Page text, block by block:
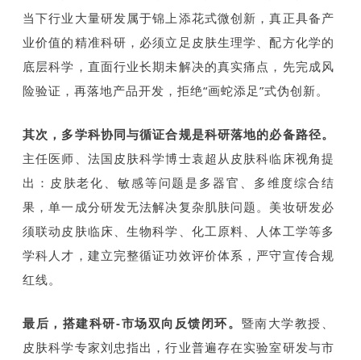
当下行业大量研发属于锦上添花式微创新，真正具备产
业价值的精准科研，必须立足皮肤生理学、配方化学的
底层科学，直面行业长期未解决的真实痛点，先完成风
险验证，再落地产品开发，拒绝“画蛇添足”式伪创新。
其次，多学科协同与循证合规是科研落地的必备路径。
主任医师、法国皮肤科学博士袁超从皮肤科临床视角提
出：皮肤老化、敏感等问题是多器官、多维度综合结
果，单一成分研发无法解决复杂肌肤问题。美妆研发必
须联动皮肤临床、生物科学、化工原料、人体工学等多
学科人才，建立完整循证功效评价体系，严守宣传合规
红线。
最后，搭建科研-市场双向反馈闭环。 暨南大学教授、
皮肤科学专家刘忠指出，行业普遍存在实验室研发与市